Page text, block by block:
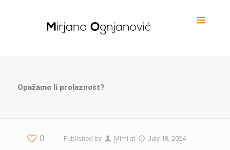
Opažamo li prolaznost?
0 Published by Mimi at July 18, 2024